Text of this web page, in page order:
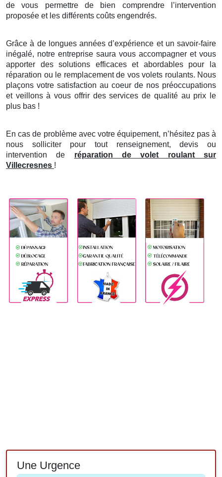
de vous permettre de bien comprendre l’intervention
proposée et les différents coûts engendrés.
Grâce à de longues années d’expérience et un savoir-faire
inégalé, notre entreprise saura vous accompagner et vous
apporter des solutions efficaces et abordables pour la
réparation ou le remplacement de vos volets roulants. Nous
plaçons votre satisfaction au coeur de nos préoccupations
et veillons à vous offrir des services de qualité au prix le
plus bas !
En cas de problème avec votre équipement, n’hésitez pas à
nous solliciter pour tout renseignement, devis ou
intervention de réparation de volet roulant sur
Villecresnes !
Une Urgence